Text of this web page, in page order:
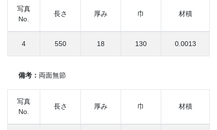
写真
No.
長さ 厚み 巾 材積
4 550 18 130 0.0013
備考： 両面無節
写真
No.
長さ 厚み 巾 材積